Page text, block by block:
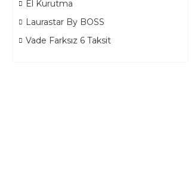
El Kurutma
Laurastar By BOSS
Vade Farksız 6 Taksit